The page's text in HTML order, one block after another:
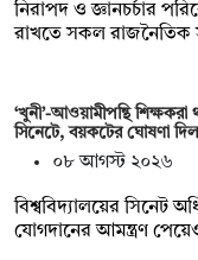
নিরাপদ ও জ্ঞানচর্চার
রাখতে সকল রাজনৈতিক
‘খুনী’-আওয়ামীপন্থি শিক্ষকরা
সিনেটে, বয়কটের ঘোষণা
০৮ আগস্ট ২০২৬
বিশ্ববিদ্যালয়ের সিনেট
যোগদানের আমন্ত্রণ